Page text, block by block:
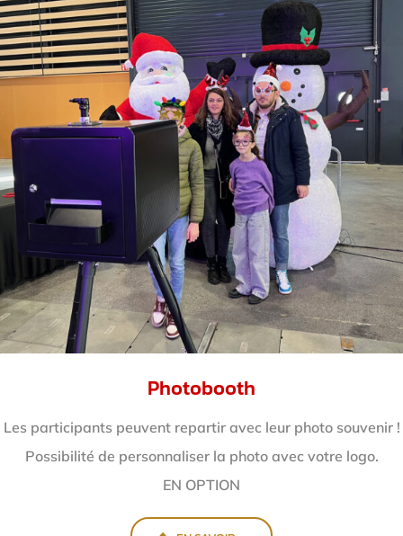
Photobooth
Les participants peuvent repartir avec leur photo souvenir !
Possibilité de personnaliser la photo avec votre logo.
EN OPTION